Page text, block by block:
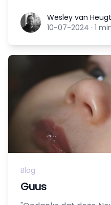
Wesley van Heugten
Wesley van
10-07-2024 · 1
Blog
Guus